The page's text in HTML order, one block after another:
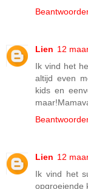
Lien 12
Ik vind het
altijd even
kids en
Lien 12
Ik vind het
opgroeiende